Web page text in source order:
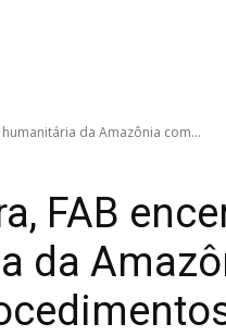
da Amazônia com...
FAB
da